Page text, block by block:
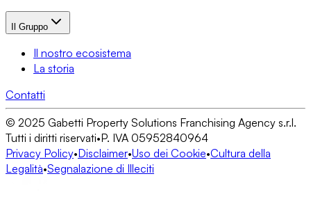
Il Gruppo
Il nostro ecosistema
La storia
Contatti
© 2025 Gabetti Property Solutions Franchising Agency s.r.l.
Tutti i diritti riservati•P. IVA 05952840964
Privacy Policy•Disclaimer•Uso dei Cookie•Cultura della
Legalità•Segnalazione di Illeciti